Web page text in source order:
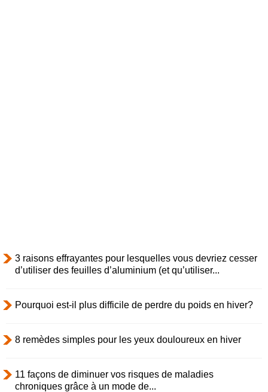
3 raisons effrayantes pour lesquelles vous devriez cesser
d’utiliser des feuilles d’aluminium (et qu’utiliser...
Pourquoi est-il plus difficile de perdre du poids en hiver?
8 remèdes simples pour les yeux douloureux en hiver
11 façons de diminuer vos risques de maladies
chroniques grâce à un mode de...